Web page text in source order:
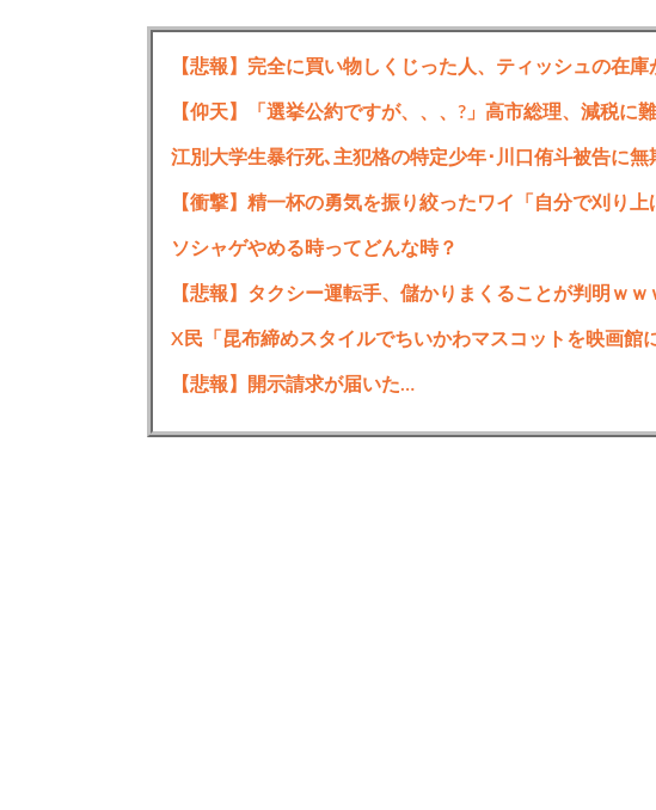
【画像】60年間一切風呂に入らないと人間はこうなるｗｗ
2023/04/12(水) 18:48:11.58
くたばりそうや
【悲報】完全に買い物しくじった人、ティッシュの在
【衝撃】精一杯の勇気を振り絞ったワイ「自分で刈り
ソシャゲやめる時ってどんな時？
【悲報】タクシー運転手、儲かりまくることが判明ｗｗ
X民「昆布締めスタイルでちいかわマスコットを映画館
【悲報】開示請求が届いた…